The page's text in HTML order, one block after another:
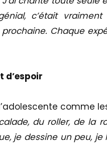
c’était
Chaque
d’espoir
comme
du roller, de la
je dessine un peu, je